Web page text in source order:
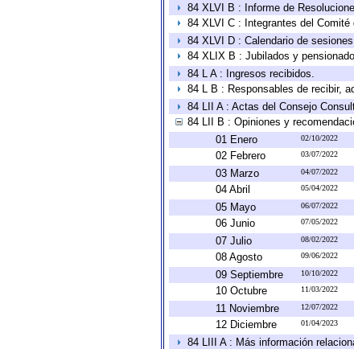
84 XLVI B : Informe de
84 XLVI C : Integrantes del Comité
84 XLVI D : Calendario de
84 XLIX B : Jubilados y
84 L A : Ingresos recibidos.
84 L B : Responsables de recibir,
84 LII A : Actas del Consejo
84 LII B : Opiniones y
01 Enero
02/10/2022
02 Febrero 03/07/2022
03 Marzo 04/07/2022
04 Abril 05/04/2022
05 Mayo 06/07/2022
06 Junio 07/05/2022
07 Julio 08/02/2022
08 Agosto 09/06/2022
09 Septiembre 10/10/2022
10 Octubre 11/03/2022
11 Noviembre 12/07/2022
12 Diciembre 01/04/2023
84 LIII A : Más información